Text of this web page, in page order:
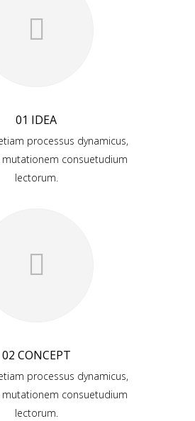
01 IDEA
processus dynamicus,
consuetudium
lectorum.
02 CONCEPT
processus dynamicus,
consuetudium
lectorum.